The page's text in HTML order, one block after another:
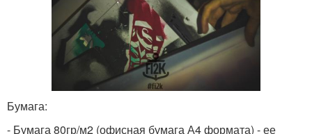
Бумага:
- Бумага 80гр/м2 (офисная бумага А4 формата) - ее